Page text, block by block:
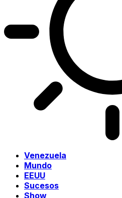
Venezuela
Mundo
EEUU
Sucesos
Show